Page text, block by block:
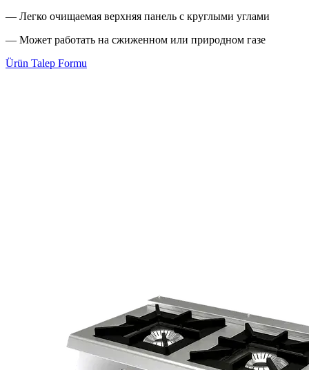
— Легко очищаемая верхняя панель с круглыми углами
— Может работать на сжиженном или природном газе
Ürün Talep Formu